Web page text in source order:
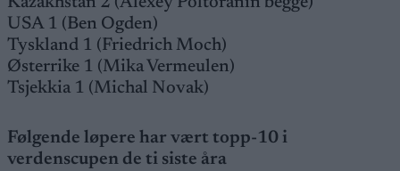
USA 1 (Ben Ogden)
Tyskland 1 (Friedrich Moch)
Østerrike 1 (Mika Vermeulen)
Tsjekkia 1 (Michal Novak)
Følgende løpere har vært topp-10 i
verdenscupen de ti siste åra